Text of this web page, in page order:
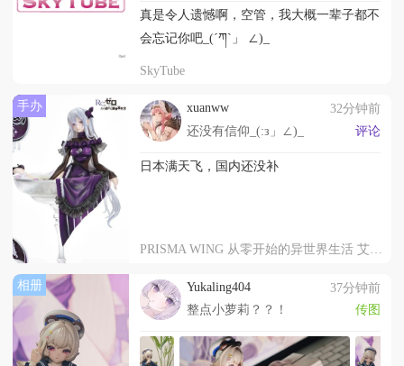
真是令人遗憾啊，空管，我大概一辈子都不
会忘记你吧_(´ཀ`」 ∠)_
SkyTube
手办 xuanww
32分钟前
还没有信仰_(:з」∠)_
评论
日本满天飞，国内还没补
相册 Yukaling404
37分钟前
整点小萝莉？？！
传图